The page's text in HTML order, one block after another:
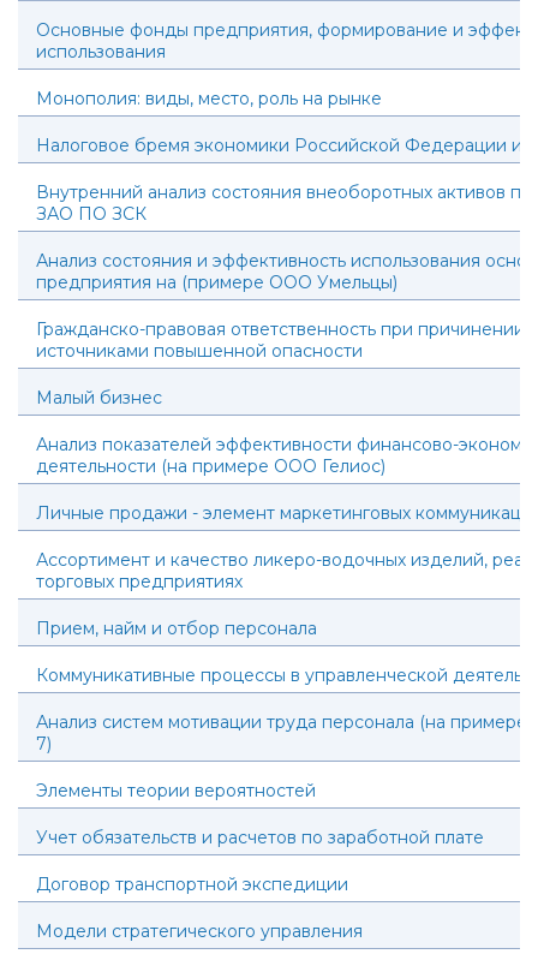
Основные фонды предприятия, формирование и
использования
Монополия: виды, место, роль на рынке
Налоговое бремя экономики Российской Федерации и
Внутренний анализ состояния внеоборотных активов
ЗАО ПО ЗСК
Анализ состояния и эффективность использования
предприятия на (примере ООО Умельцы)
Гражданско-правовая ответственность при причинении
источниками повышенной опасности
Малый бизнес
Анализ показателей эффективности финансово-
деятельности (на примере ООО Гелиос)
Личные продажи - элемент маркетинговых
Ассортимент и качество ликеро-водочных изделий,
торговых предприятиях
Прием, найм и отбор персонала
Коммуникативные процессы в управленческой
Анализ систем мотивации труда персонала (на
7)
Элементы теории вероятностей
Учет обязательств и расчетов по заработной плате
Договор транспортной экспедиции
Модели стратегического управления